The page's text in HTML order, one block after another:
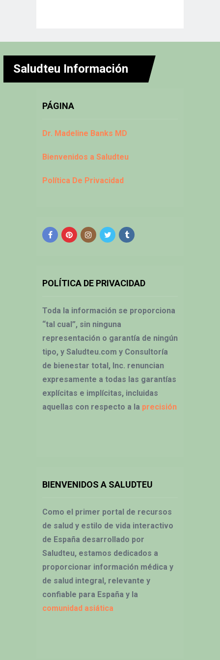
Saludteu Información
PÁGINA
Dr. Madeline Banks MD
Bienvenidos a Saludteu
Política De Privacidad
POLÍTICA DE PRIVACIDAD
Toda la información se proporciona
“tal cual”, sin ninguna
representación o garantía de ningún
tipo, y Saludteu.com y Consultoría
de bienestar total, Inc. renuncian
expresamente a todas las garantías
explícitas e implícitas, incluidas
aquellas con respecto a la precisión
BIENVENIDOS A SALUDTEU
Como el primer portal de recursos
de salud y estilo de vida interactivo
de España desarrollado por
Saludteu, estamos dedicados a
proporcionar información médica y
de salud integral, relevante y
confiable para España y la
comunidad asiática